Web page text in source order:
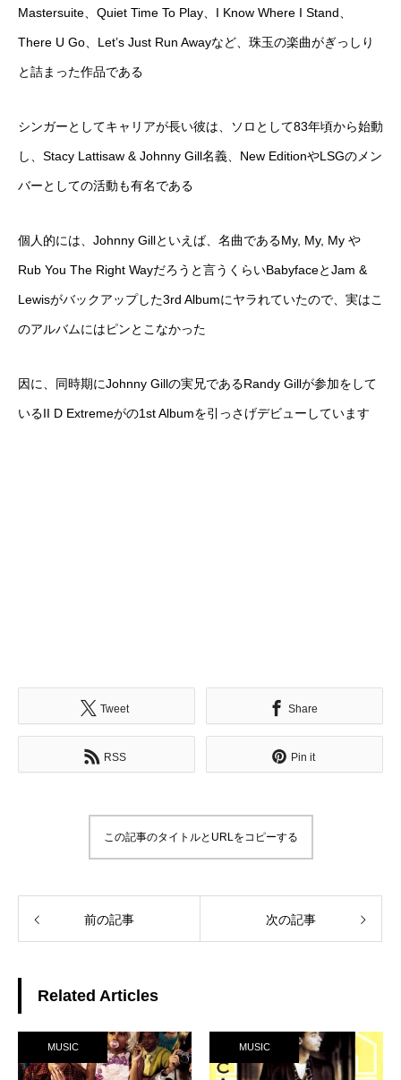
Mastersuite、Quiet Time To Play、I Know Where I Stand、
There U Go、Let’s Just Run Awayなど、珠玉の楽曲がぎっしり
と詰まった作品である
シンガーとしてキャリアが長い彼は、ソロとして83年頃から始動
し、Stacy Lattisaw & Johnny Gill名義、New EditionやLSGのメン
バーとしての活動も有名である
個人的には、Johnny Gillといえば、名曲であるMy, My, My や
Rub You The Right Wayだろうと言うくらいBabyfaceとJam &
Lewisがバックアップした3rd Albumにヤラれていたので、実はこ
のアルバムにはピンとこなかった
因に、同時期にJohnny Gillの実兄であるRandy Gillが参加をして
いるII D Extremeがの1st Albumを引っさげデビューしています
Tweet Share
RSS Pin it
この記事のタイトルとURLをコピーする
前の記事 次の記事
Related Articles
MUSIC MUSIC